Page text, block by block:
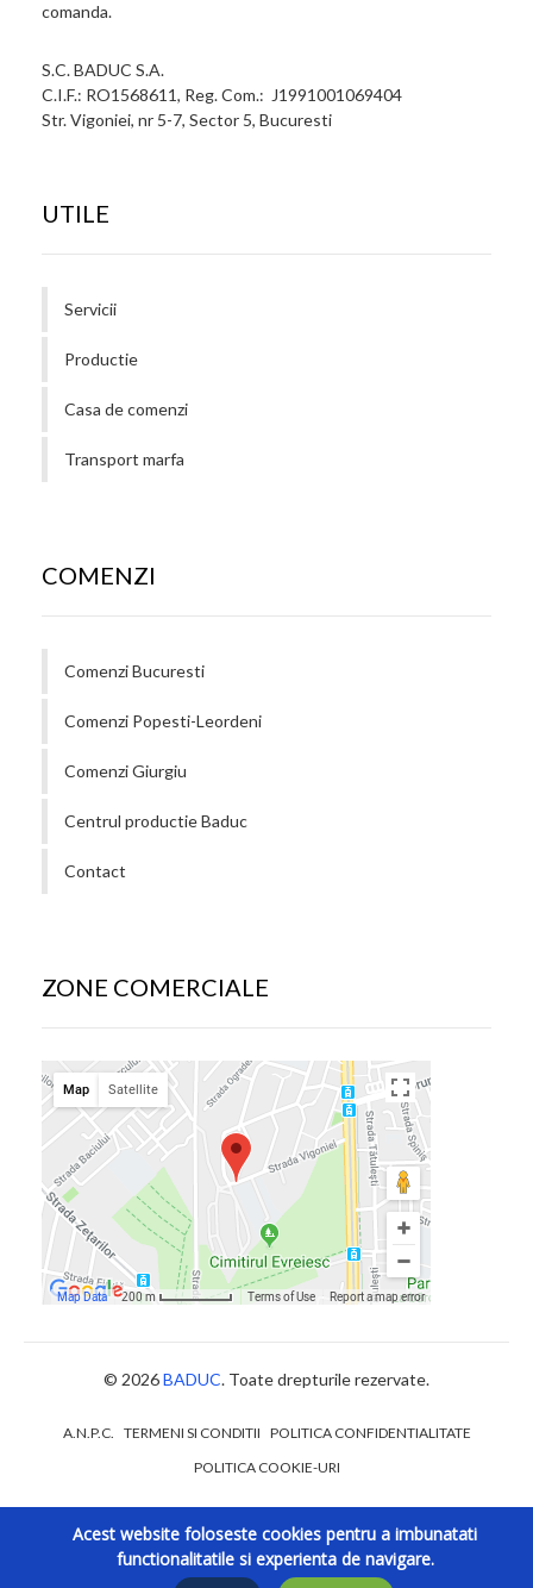
comanda.
S.C. BADUC S.A.
C.I.F.: RO1568611, Reg. Com.: J1991001069404
Str. Vigoniei, nr 5-7, Sector 5, Bucuresti
UTILE
Servicii
Productie
Casa de comenzi
Transport marfa
COMENZI
Comenzi Bucuresti
Comenzi Popesti-Leordeni
Comenzi Giurgiu
Centrul productie Baduc
Contact
ZONE COMERCIALE
© 2026BADUC. Toate drepturile rezervate.
A.N.P.C. TERMENI SI CONDITII POLITICA CONFIDENTIALITATE
POLITICA COOKIE-URI
Acest website foloseste cookies pentru a imbunatati
functionalitatile si experienta de navigare.